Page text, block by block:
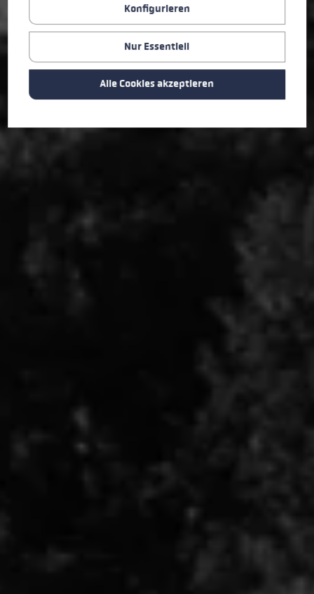
Konfigurieren
Nur Essentiell
Alle Cookies akzeptieren